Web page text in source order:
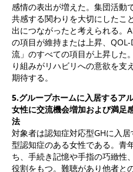
感情の表出が増えた。集団活動
共感する関わりを大切にしたこ
出につながったと考えられる。
の項目が維持または上昇、
流」のすべての項目が上昇した
り組みがリハビリへの意欲を支
期待する。
5.グループホームに入居するア
女性に交流機会増加および満足
法
対象者は認知症対応型GHに入
型認知症のある女性である。青
ち、手続き記憶や手指の巧緻性
役割をもつ。難聴があり他者と